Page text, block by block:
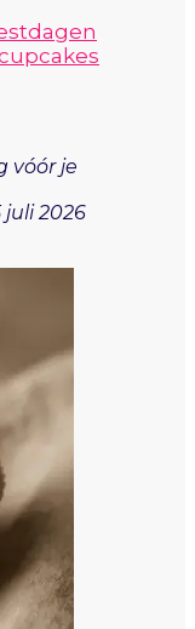
vóór je
juli 2026